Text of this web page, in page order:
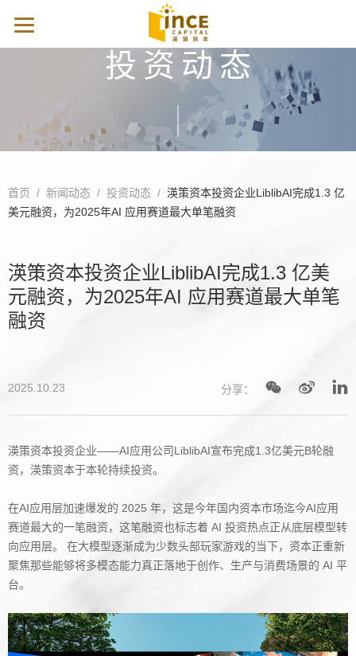
投资动态
首页 / 新闻动态 / 投资动态 / 渶策资本投资企业LiblibAI完成1.3 亿
美元融资，为2025年AI 应用赛道最大单笔融资
渶策资本投资企业LiblibAI完成1.3 亿美
元融资，为2025年AI 应用赛道最大单笔
融资
2025.10.23 分享：
渶策资本投资企业——AI应用公司LiblibAI宣布完成1.3亿美元B轮融
资，渶策资本于本轮持续投资。
在AI应用层加速爆发的 2025 年，这是今年国内资本市场迄今AI应用
赛道最大的一笔融资，这笔融资也标志着 AI 投资热点正从底层模型转
向应用层。 在大模型逐渐成为少数头部玩家游戏的当下，资本正重新
聚焦那些能够将多模态能力真正落地于创作、生产与消费场景的 AI 平
台。